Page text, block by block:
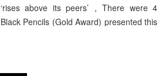
‘rises above its peers’，There were 4
Black Pencils (Gold Award) presented this